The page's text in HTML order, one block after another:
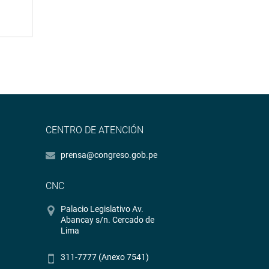
CENTRO DE ATENCIÓN
prensa@congreso.gob.pe
CNC
Palacio Legislativo Av.
Abancay s/n. Cercado de
Lima
311-7777 (Anexo 7541)